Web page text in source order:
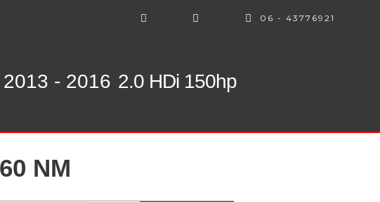
06 - 43776921
2013 - 2016 2.0 HDi 150hp
NM